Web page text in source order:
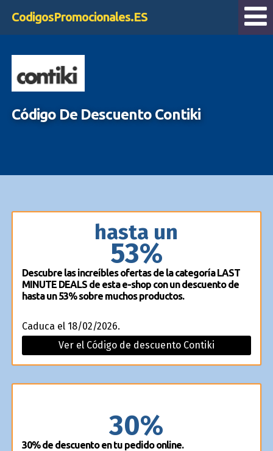
CodigosPromocionales.ES
Código De Descuento Contiki
hasta un
53%
Descubre las increíbles ofertas de la categoría LAST
MINUTE DEALS de esta e-shop con un descuento de
hasta un 53% sobre muchos productos.
Caduca el 18/02/2026.
Ver el Código de descuento Contiki
30%
30% de descuento en tu pedido online.